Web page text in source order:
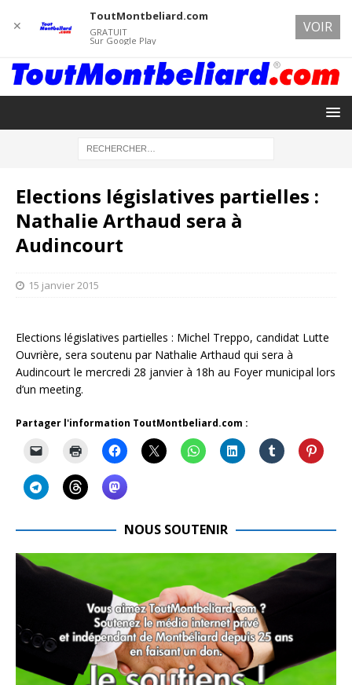
Elections législatives partielles :
Nathalie Arthaud sera à
Audincourt
15 janvier 2015
Elections législatives partielles : Michel Treppo, candidat Lutte
Ouvrière, sera soutenu par Nathalie Arthaud qui sera à
Audincourt le mercredi 28 janvier à 18h au Foyer municipal lors
d’un meeting.
Partager l'information ToutMontbeliard.com :
NOUS SOUTENIR
✕
ToutMontbeliard.com
GRATUIT
Sur Google Play
VOIR